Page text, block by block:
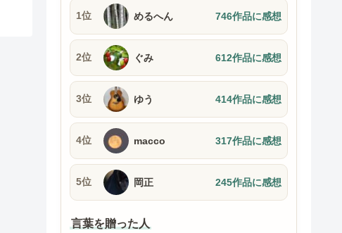
1位 めるへん 746作品に感想
2位 ぐみ 612作品に感想
3位 ゆう 414作品に感想
4位 macco 317作品に感想
5位 岡正 245作品に感想
言葉を贈った人